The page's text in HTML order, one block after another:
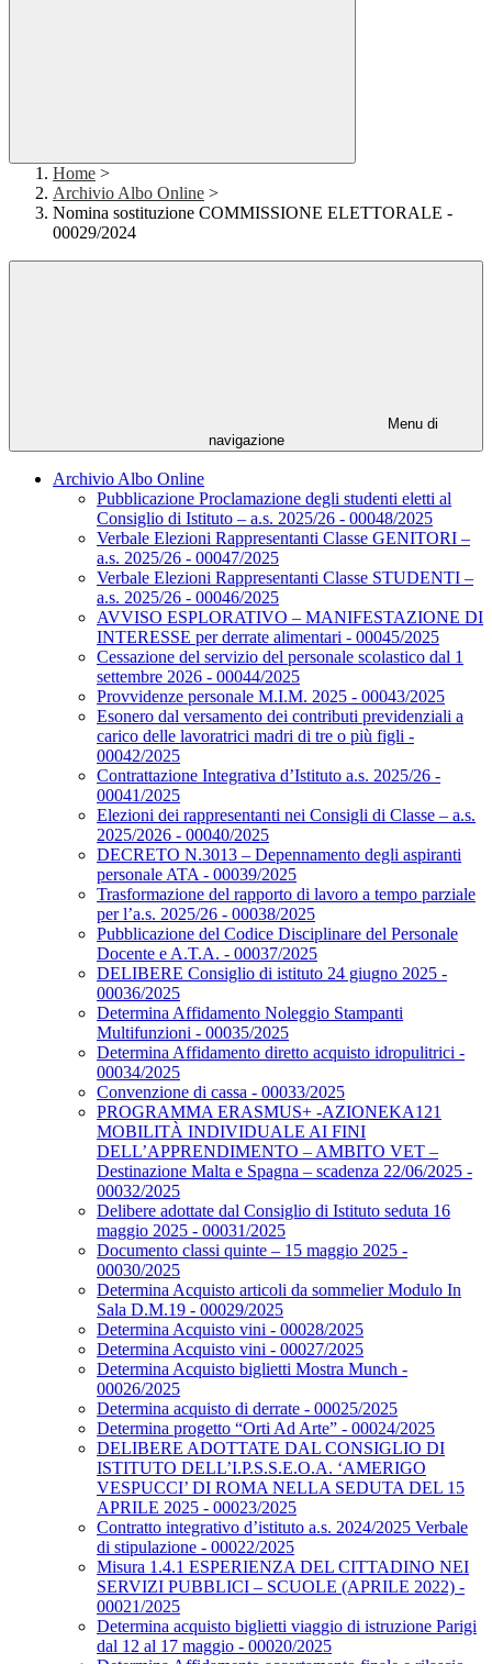
Home >
Archivio Albo Online >
Nomina sostituzione COMMISSIONE ELETTORALE -
00029/2024
Menu di
navigazione
Archivio Albo Online
Pubblicazione Proclamazione degli studenti eletti al
Consiglio di Istituto – a.s. 2025/26 - 00048/2025
Verbale Elezioni Rappresentanti Classe GENITORI –
a.s. 2025/26 - 00047/2025
Verbale Elezioni Rappresentanti Classe STUDENTI –
a.s. 2025/26 - 00046/2025
AVVISO ESPLORATIVO – MANIFESTAZIONE DI
INTERESSE per derrate alimentari - 00045/2025
Cessazione del servizio del personale scolastico dal 1
settembre 2026 - 00044/2025
Provvidenze personale M.I.M. 2025 - 00043/2025
Esonero dal versamento dei contributi previdenziali a
carico delle lavoratrici madri di tre o più figli -
00042/2025
Contrattazione Integrativa d’Istituto a.s. 2025/26 -
00041/2025
Elezioni dei rappresentanti nei Consigli di Classe – a.s.
2025/2026 - 00040/2025
DECRETO N.3013 – Depennamento degli aspiranti
personale ATA - 00039/2025
Trasformazione del rapporto di lavoro a tempo parziale
per l’a.s. 2025/26 - 00038/2025
Pubblicazione del Codice Disciplinare del Personale
Docente e A.T.A. - 00037/2025
DELIBERE Consiglio di istituto 24 giugno 2025 -
00036/2025
Determina Affidamento Noleggio Stampanti
Multifunzioni - 00035/2025
Determina Affidamento diretto acquisto idropulitrici -
00034/2025
Convenzione di cassa - 00033/2025
PROGRAMMA ERASMUS+ -AZIONEKA121
MOBILITÀ INDIVIDUALE AI FINI
DELL’APPRENDIMENTO – AMBITO VET –
Destinazione Malta e Spagna – scadenza 22/06/2025 -
00032/2025
Delibere adottate dal Consiglio di Istituto seduta 16
maggio 2025 - 00031/2025
Documento classi quinte – 15 maggio 2025 -
00030/2025
Determina Acquisto articoli da sommelier Modulo In
Sala D.M.19 - 00029/2025
Determina Acquisto vini - 00028/2025
Determina Acquisto vini - 00027/2025
Determina Acquisto biglietti Mostra Munch -
00026/2025
Determina acquisto di derrate - 00025/2025
Determina progetto “Orti Ad Arte” - 00024/2025
DELIBERE ADOTTATE DAL CONSIGLIO DI
ISTITUTO DELL’I.P.S.S.E.O.A. ‘AMERIGO
VESPUCCI’ DI ROMA NELLA SEDUTA DEL 15
APRILE 2025 - 00023/2025
Contratto integrativo d’istituto a.s. 2024/2025 Verbale
di stipulazione - 00022/2025
Misura 1.4.1 ESPERIENZA DEL CITTADINO NEI
SERVIZI PUBBLICI – SCUOLE (APRILE 2022) -
00021/2025
Determina acquisto biglietti viaggio di istruzione Parigi
dal 12 al 17 maggio - 00020/2025